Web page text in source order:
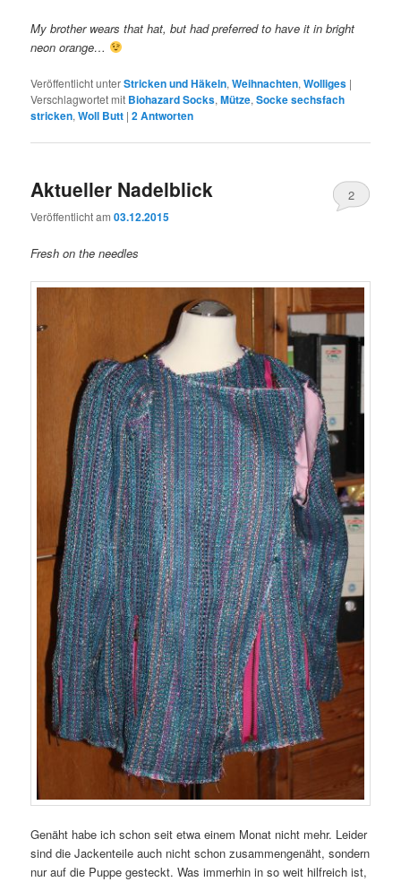
My brother wears that hat, but had preferred to have it in bright
neon orange…
Veröffentlicht unterStricken und Häkeln,Weihnachten,Wolliges |
Verschlagwortet mit Biohazard Socks,Mütze,Socke sechsfach
stricken,Woll Butt |2Antworten
Aktueller Nadelblick
Veröffentlicht am03.12.2015
2
Fresh on the needles
Genäht habe ich schon seit etwa einem Monat nicht mehr. Leider
sind die Jackenteile auch nicht schon zusammengenäht, sondern
nur auf die Puppe gesteckt. Was immerhin in so weit hilfreich ist,